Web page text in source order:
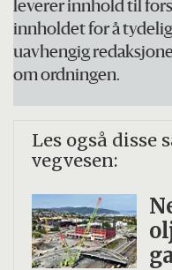
leverer innhold til
innholdet for å
uavhengig
om ordningen.
Les også disse
vegvesen: